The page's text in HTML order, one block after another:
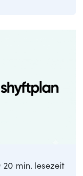
20 min. lesezeit